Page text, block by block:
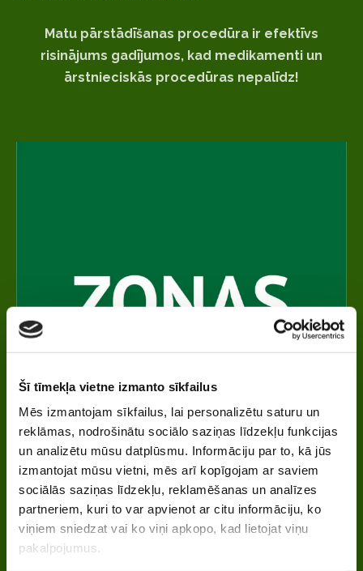
Šī tīmekļa vietne izmanto sīkfailus
Mēs izmantojam sīkfailus, lai personalizētu saturu un
reklāmas, nodrošinātu sociālo saziņas līdzekļu funkcijas
un analizētu mūsu datplūsmu. Informāciju par to, kā jūs
izmantojat mūsu vietni, mēs arī kopīgojam ar saviem
sociālās saziņas līdzekļu, reklamēšanas un analīzes
partneriem, kuri to var apvienot ar citu informāciju, ko
viņiem sniedzat vai ko viņi apkopo, kad lietojat viņu
pakalpojumus.
Matu pārstādīšanas procedūra ir efektīvs
risinājums gadījumos, kad medikamenti un
ārstnieciskās procedūras nepalīdz!